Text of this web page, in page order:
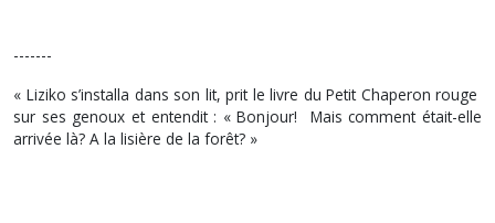
-------
« Liziko s’installa dans son lit, prit le livre du Petit Chaperon rouge
sur ses genoux et entendit : « Bonjour! Mais comment était-elle
arrivée là? A la lisière de la forêt? »